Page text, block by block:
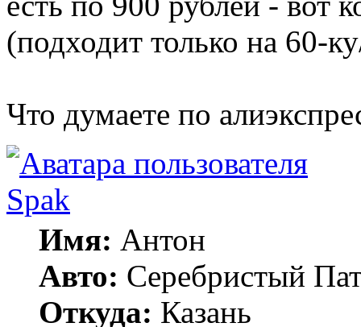
(подходит только на
Что думаете по
Spak
Имя: Антон
Авто: Серебристый
Откуда: Казань